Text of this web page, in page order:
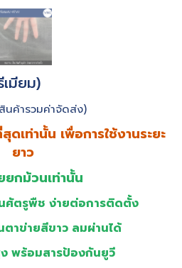
มียม)
นค้ารวมค่าจัดส่ง)
เท่านั้น เพื่อการใช้งานระยะ
ยาว
ยกม้วนเท่านั้น
ศัตรูพืช ง่ายต่อการติดตั้ง
าข่ายสีขาว ลมผ่านได้
พร้อมสารป้องกันยูวี